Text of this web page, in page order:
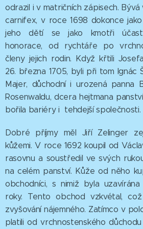
odrazil i v matričních zápisech. Bývá
carnifex, v roce 1698 dokonce
jeho dětí se jako kmotři
honorace, od rychtáře po
členy jejich rodin. Když křtili
26. března 1705, byli při tom Ignác
Majer, důchodní i urozená panna
Rosenwaldu, dcera hejtmana
bořila bariéry i tehdejší společnosti.
Dobré příjmy měl Jiří Zelinger
kůžemi. V roce 1692 koupil od
rasovnu a soustředil ve svých
na celém panství. Kůže od něho
obchodníci, s nimiž byla
roky. Tento obchod vzkvétal,
zvyšování nájemného. Zatímco v
platili od vrchnostenského